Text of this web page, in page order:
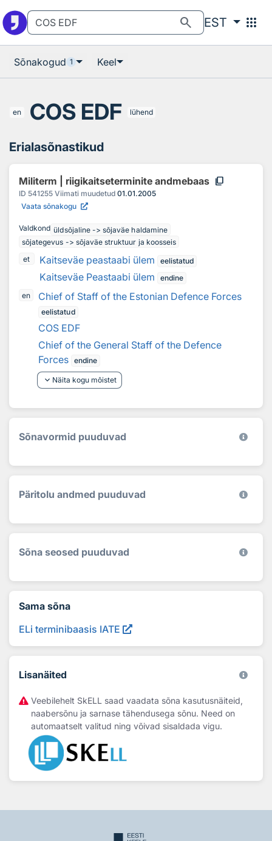
search EST apps
Sõnakogud 1 Keel
en COS EDF lühend
Erialasõnastikud
Militerm | riigikaitseterminite andmebaas content_copy
ID 541255 Viimati muudetud 01.01.2005
Vaata sõnakogu
Valdkond üldsõjaline -> sõjaväe haldamine
sõjategevus -> sõjaväe struktuur ja koosseis
et
Kaitseväe peastaabi ülem eelistatud
Kaitseväe Peastaabi ülem
endine
en
Chief of Staff of the Estonian Defence Forces
eelistatud
COS EDF
Chief of the General Staff of the Defence
Forces
endine
keyboard_arrow_down Näita kogu mõistet
Sõnavormid puuduvad
Päritolu andmed puuduvad
Sõna seosed puuduvad
Sama sõna
ELi terminibaasis IATE
Lisanäited
Veebilehelt SkELL saad vaadata sõna kasutusnäiteid,
naabersõnu ja sarnase tähendusega sõnu. Need on
automaatselt valitud ning võivad sisaldada vigu.